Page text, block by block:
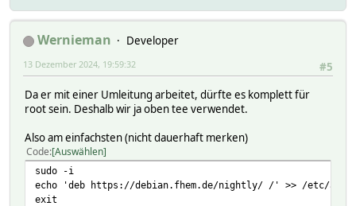
Wernieman
Developer
#5
13 Dezember 2024, 19:59:32
Da er mit einer Umleitung arbeitet, dürfte es komplett für
root sein. Deshalb wir ja oben tee verwendet.
Also am einfachsten (nicht dauerhaft merken)
Code Auswählen
sudo -i
echo 'deb https://debian.fhem.de/nightly/ /' >> /etc/apt/
exit